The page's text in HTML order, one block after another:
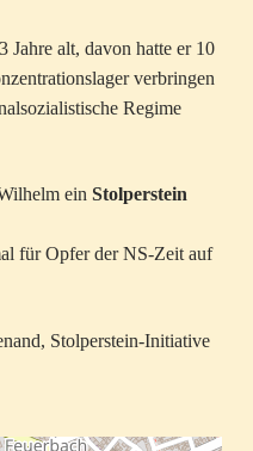
alt, davon hatte er 10
verbringen
Regime
ein Stolperstein
für Opfer der NS-Zeit auf
Stolperstein-Initiative